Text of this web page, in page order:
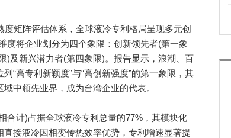
矩阵评估体系，全球液冷专利格局呈现多元创
度将企业划分为四个象限：创新领先者(第一象
)及新兴潜力者(第四象限)。报告显示，浪潮、百
“高专利新颖度”与“高创新强度”的第一象限，其
中领先业界，成为台湾企业的代表。
计)占据全球液冷专利总量的77%，其模块化
接液冷因相变传热效率优势，专利增速显著提